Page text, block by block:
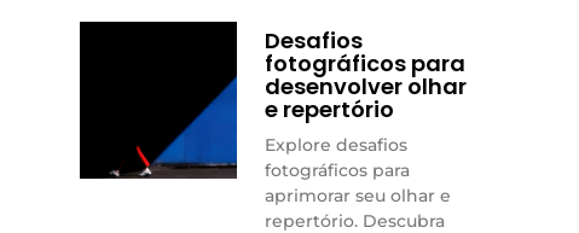
Desafios
fotográficos para
desenvolver olhar
e repertório
Explore desafios
fotográficos para
aprimorar seu olhar e
repertório. Descubra